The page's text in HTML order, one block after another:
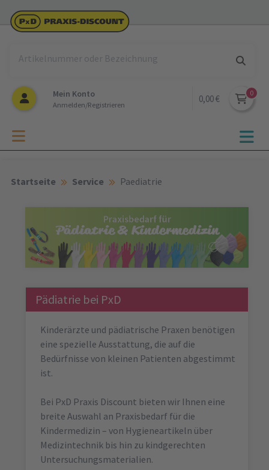
Mein Konto
Anmelden/Registrieren
0,00 €
Startseite Service Paediatrie
Pädiatrie bei PxD
Kinderärzte und pädiatrische Praxen benötigen
eine spezielle Ausstattung, die auf die
Bedürfnisse von kleinen Patienten abgestimmt
ist.
Bei PxD Praxis Discount bieten wir Ihnen eine
breite Auswahl an Praxisbedarf für die
Kindermedizin – von Hygieneartikeln über
Medizintechnik bis hin zu kindgerechten
Untersuchungsmaterialien.